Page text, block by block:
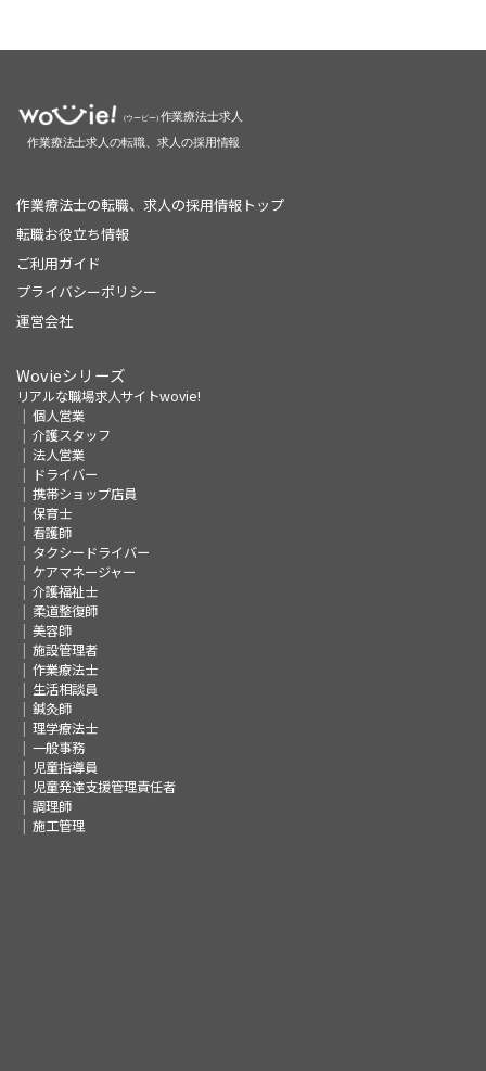
作業療法士の転職、求人の採用情報トップ
転職お役立ち情報
ご利用ガイド
プライバシーポリシー
運営会社
Wovieシリーズ
リアルな職場求人サイトwovie!
個人営業
介護スタッフ
法人営業
ドライバー
携帯ショップ店員
保育士
看護師
タクシードライバー
ケアマネージャー
介護福祉士
柔道整復師
美容師
施設管理者
作業療法士
生活相談員
鍼灸師
理学療法士
一般事務
児童指導員
児童発達支援管理責任者
調理師
施工管理